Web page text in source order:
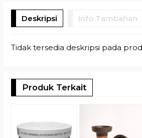
Deskripsi Info Tambahan
Tidak tersedia deskripsi pada
Produk Terkait